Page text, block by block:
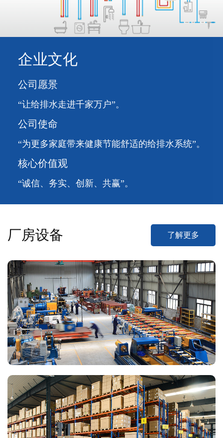
企业文化
公司愿景
“让给排水走进千家万户”。
公司使命
“为更多家庭带来健康节能舒适的给排水系统”。
核心价值观
“诚信、务实、创新、共赢”。
厂房设备 了解更多